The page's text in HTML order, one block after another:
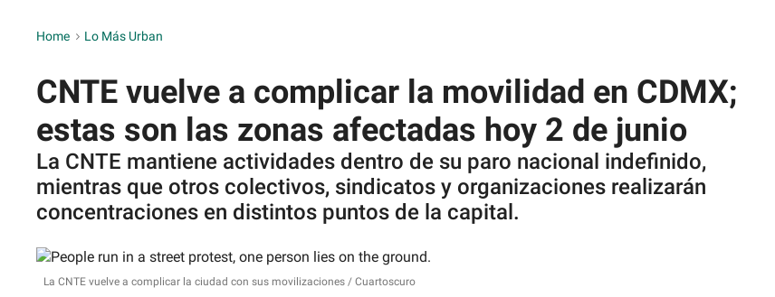
Home > Lo Más Urban
CNTE vuelve a complicar la movilidad en CDMX;
estas son las zonas afectadas hoy 2 de junio
La CNTE mantiene actividades dentro de su paro nacional indefinido,
mientras que otros colectivos, sindicatos y organizaciones realizarán
concentraciones en distintos puntos de la capital.
La CNTE vuelve a complicar la ciudad con sus movilizaciones Cuartoscuro